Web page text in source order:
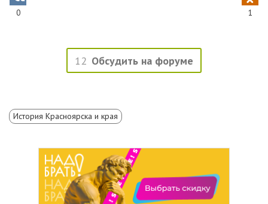
0 1
12 Обсудить на форуме
История Красноярска и края